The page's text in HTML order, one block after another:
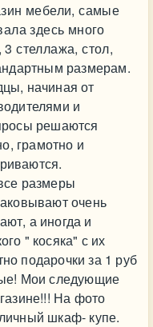
мебели, самые
здесь много
стеллажа, стол,
размерам.
начиная от
и
решаются
грамотно и
размеры
очень
а иногда и
" косяка" с их
подарочки за 1 руб
Мои следующие
На фото
шкаф- купе.